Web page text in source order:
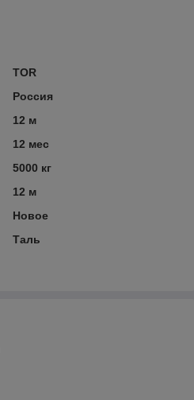
TOR
Россия
12 м
12 мес
5000 кг
12 м
Новое
Таль